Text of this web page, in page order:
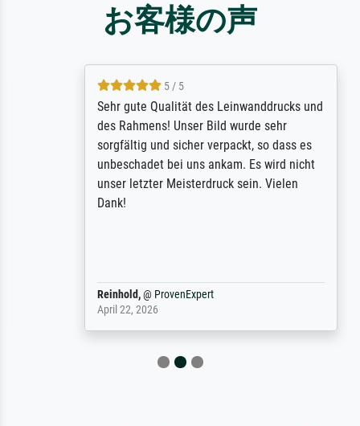
お客様の声
5 / 5
Sehr gute Qualität des Leinwanddrucks und
des Rahmens! Unser Bild wurde sehr
sorgfältig und sicher verpackt, so dass es
unbeschadet bei uns ankam. Es wird nicht
unser letzter Meisterdruck sein. Vielen
Reinhold,@ProvenExpert
April 22, 2026